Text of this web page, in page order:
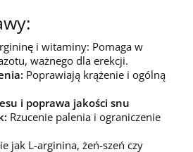
i witaminy: Pomaga w
ważnego dla erekcji.
Poprawiają krążenie i ogólną
i poprawa jakości snu
Rzucenie palenia i ograniczenie
jak L-arginina, żeń-szeń czy